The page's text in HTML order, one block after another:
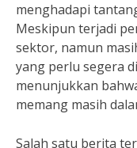
menghadapi
Meskipun terjadi
sektor, namun
yang perlu segera
menunjukkan
memang masih
Salah satu berita